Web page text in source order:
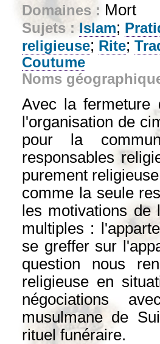
Domaines : Mort
Sujets : Islam;
religieuse; Rite;
Coutume
Noms
Avec la fermeture
l'organisation de
pour la
responsables
purement
comme la seule
les motivations de
multiples :
se greffer sur
question nous
religieuse en
négociations
musulmane de
rituel funéraire.